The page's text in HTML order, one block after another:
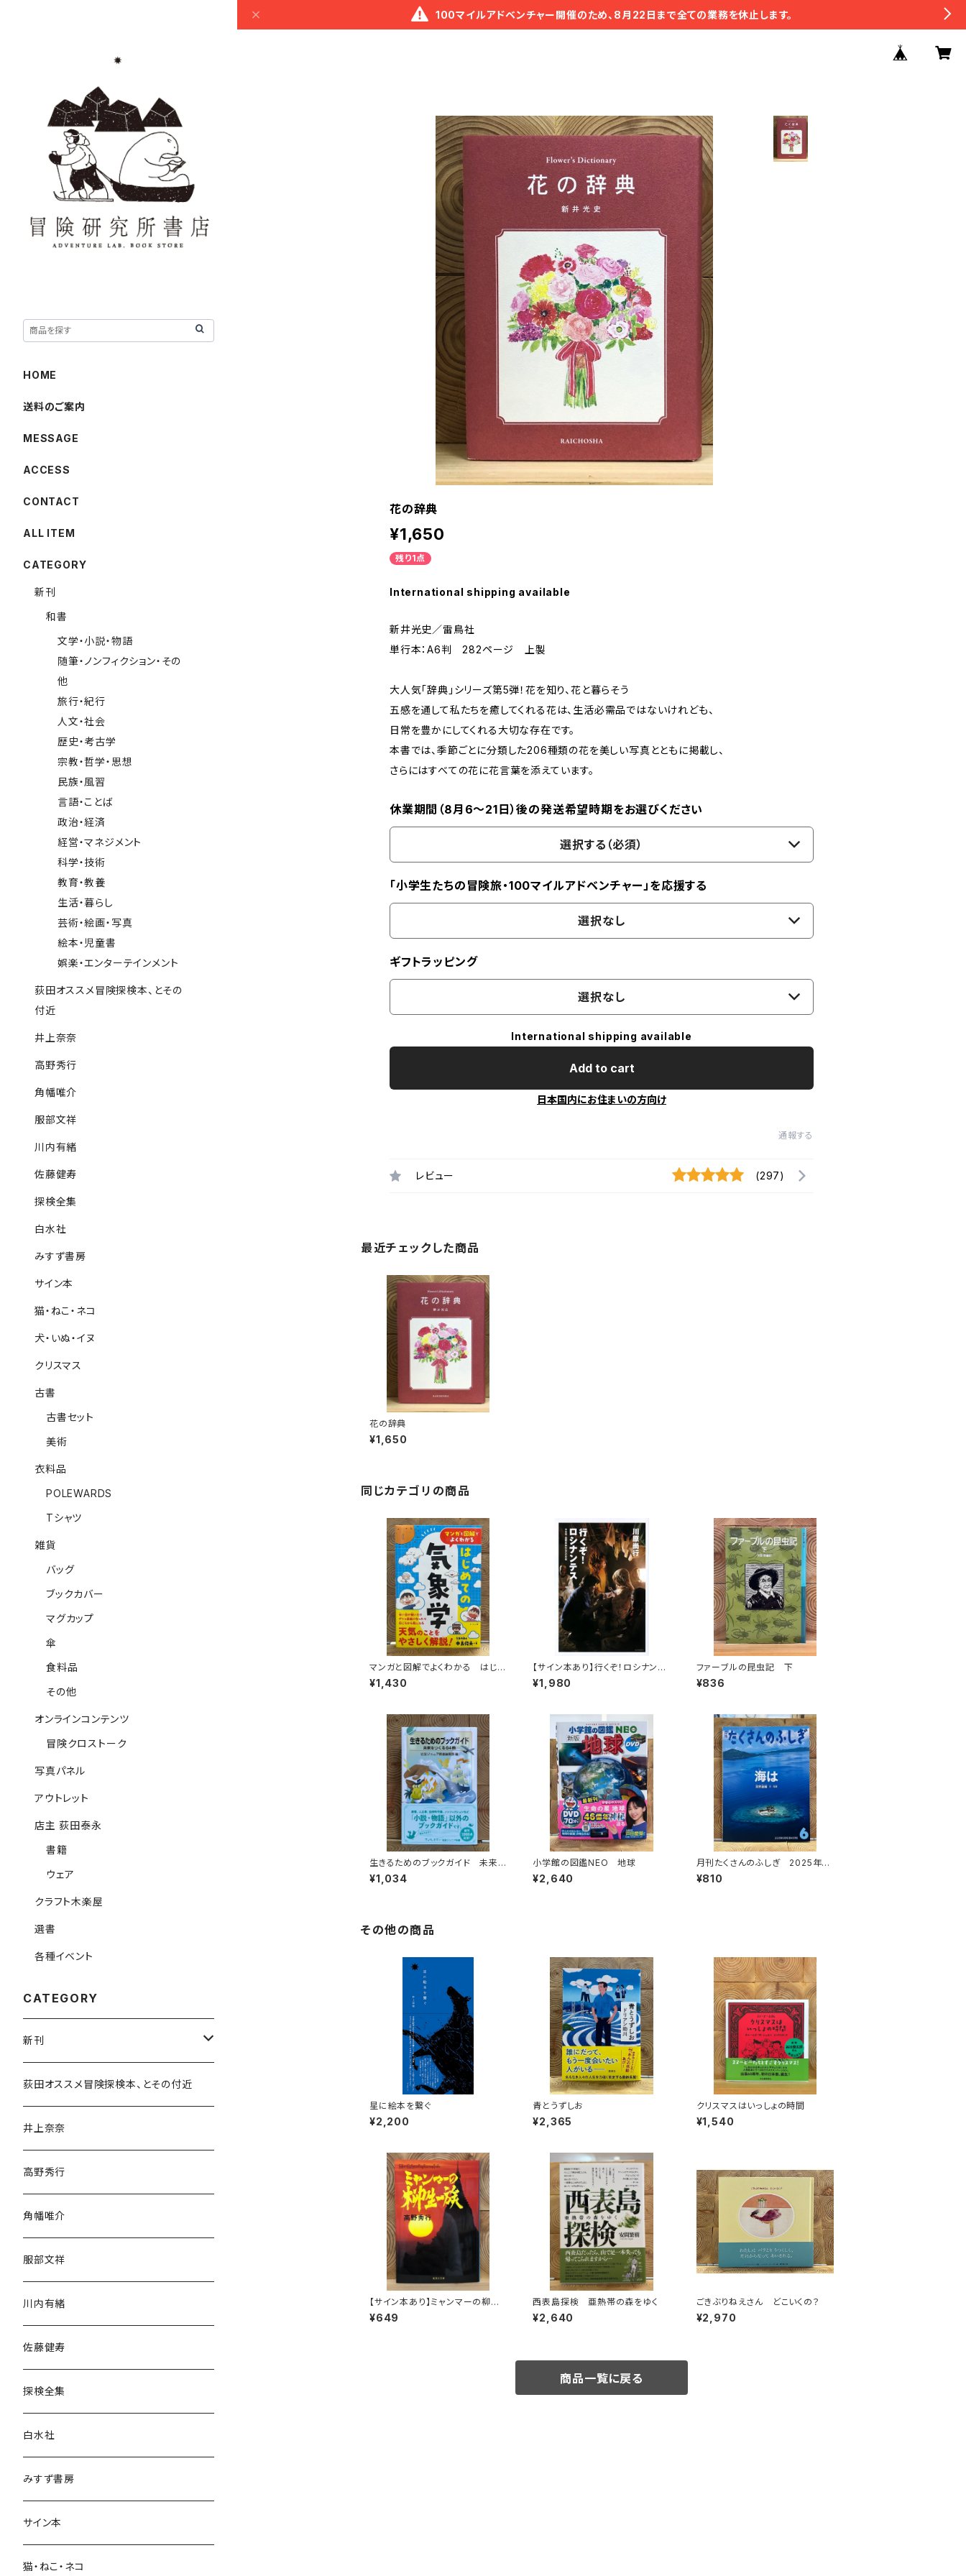
100マイルアドベンチャー開催のため、8月22日まで全ての業務を休止します。
花の辞典
¥1,650
残り1点
International shipping available
新井光史／雷鳥社
単行本：A6判 282ページ 上製
大人気「辞典」シリーズ第5弾！花を知り、花と暮らそう
五感を通して私たちを癒してくれる花は、生活必需品ではないけれども、
日常を豊かにしてくれる大切な存在です。
本書では、季節ごとに分類した206種類の花を美しい写真とともに掲載し、
さらにはすべての花に花言葉を添えています。
休業期間（8月6〜21日）後の発送希望時期をお選びください
選択する（必須）
「小学生たちの冒険旅・100マイルアドベンチャー」を応援する
選択なし
ギフトラッピング
選択なし
International shipping available
Add to cart
日本国内にお住まいの方向け
通報する
レビュー (297)
最近チェックした商品
花の辞典
¥1,650
同じカテゴリの商品
マンガと図解でよくわかる はじめ
ての気象学
¥1,430
【サイン本あり】行くぞ！ロシナンテ
ス 日本発国際医療NGOの挑戦
¥1,980
ファーブルの昆虫記 下
¥836
生きるためのブックガイド 未来を
つくる64冊
¥1,034
小学館の図鑑NEO 地球
¥2,640
月刊たくさんのふしぎ 2025年6
月号
¥810
その他の商品
星に絵本を繋ぐ
¥2,200
青とうずしお
¥2,365
クリスマスはいっしょの時間
¥1,540
【サイン本あり】ミャンマーの柳生
一族
¥649
西表島探検 亜熱帯の森をゆく
¥2,640
ごきぶりねえさん どこいくの？
¥2,970
商品一覧に戻る
HOME
送料のご案内
MESSAGE
ACCESS
CONTACT
ALL ITEM
CATEGORY
新刊
和書
文学・小説・物語
随筆・ノンフィクション・その
他
旅行・紀行
人文・社会
歴史・考古学
宗教・哲学・思想
民族・風習
言語・ことば
政治・経済
経営・マネジメント
科学・技術
教育・教養
生活・暮らし
芸術・絵画・写真
絵本・児童書
娯楽・エンターテインメント
荻田オススメ冒険探検本、とその
付近
井上奈奈
高野秀行
角幡唯介
服部文祥
川内有緒
佐藤健寿
探検全集
白水社
みすず書房
サイン本
猫・ねこ・ネコ
犬・いぬ・イヌ
クリスマス
古書
古書セット
美術
衣料品
POLEWARDS
Tシャツ
雑貨
バッグ
ブックカバー
マグカップ
傘
食料品
その他
オンラインコンテンツ
冒険クロストーク
写真パネル
アウトレット
店主 荻田泰永
書籍
ウェア
クラフト木楽屋
選書
各種イベント
CATEGORY
新刊
和書
文学・小説・物語
随筆・ノンフィクション・その他
民族・風習
言語・ことば
荻田オススメ冒険探検本、とその付近
井上奈奈
高野秀行
角幡唯介
服部文祥
川内有緒
佐藤健寿
探検全集
白水社
みすず書房
サイン本
猫・ねこ・ネコ